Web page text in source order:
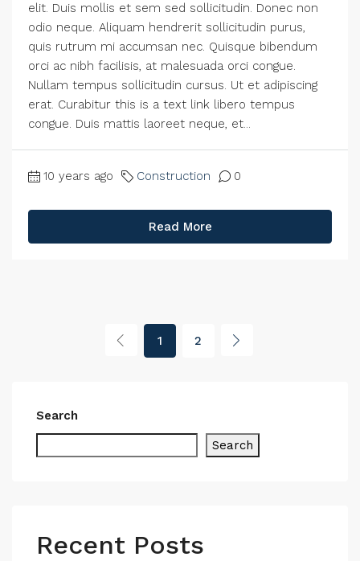
elit. Duis mollis et sem sed sollicitudin. Donec non
odio neque. Aliquam hendrerit sollicitudin purus,
quis rutrum mi accumsan nec. Quisque bibendum
orci ac nibh facilisis, at malesuada orci congue.
Nullam tempus sollicitudin cursus. Ut et adipiscing
erat. Curabitur this is a text link libero tempus
congue. Duis mattis laoreet neque, et...
10 years ago Construction 0
Read More
1 2
Search
Search
Recent Posts